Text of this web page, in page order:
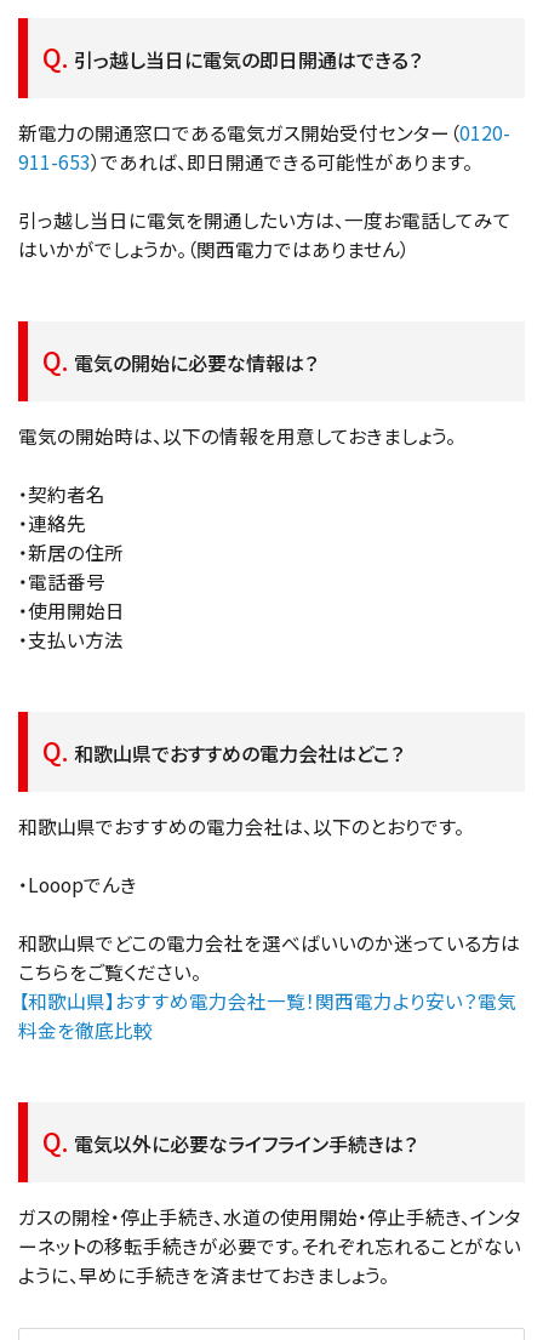
引っ越し当日に電気の即日開通はできる？
新電力の開通窓口である電気ガス開始受付センター（0120-
911-653）であれば、即日開通できる可能性があります。
引っ越し当日に電気を開通したい方は、一度お電話してみて
はいかがでしょうか。（関西電力ではありません）
電気の開始に必要な情報は？
電気の開始時は、以下の情報を用意しておきましょう。
・契約者名
・連絡先
・新居の住所
・電話番号
・使用開始日
・支払い方法
和歌山県でおすすめの電力会社はどこ？
和歌山県でおすすめの電力会社は、以下のとおりです。
・Looopでんき
和歌山県でどこの電力会社を選べばいいのか迷っている方は
こちらをご覧ください。
【和歌山県】おすすめ電力会社一覧！関西電力より安い？電気
料金を徹底比較
電気以外に必要なライフライン手続きは？
ガスの開栓・停止手続き、水道の使用開始・停止手続き、インタ
ーネットの移転手続きが必要です。それぞれ忘れることがない
ように、早めに手続きを済ませておきましょう。